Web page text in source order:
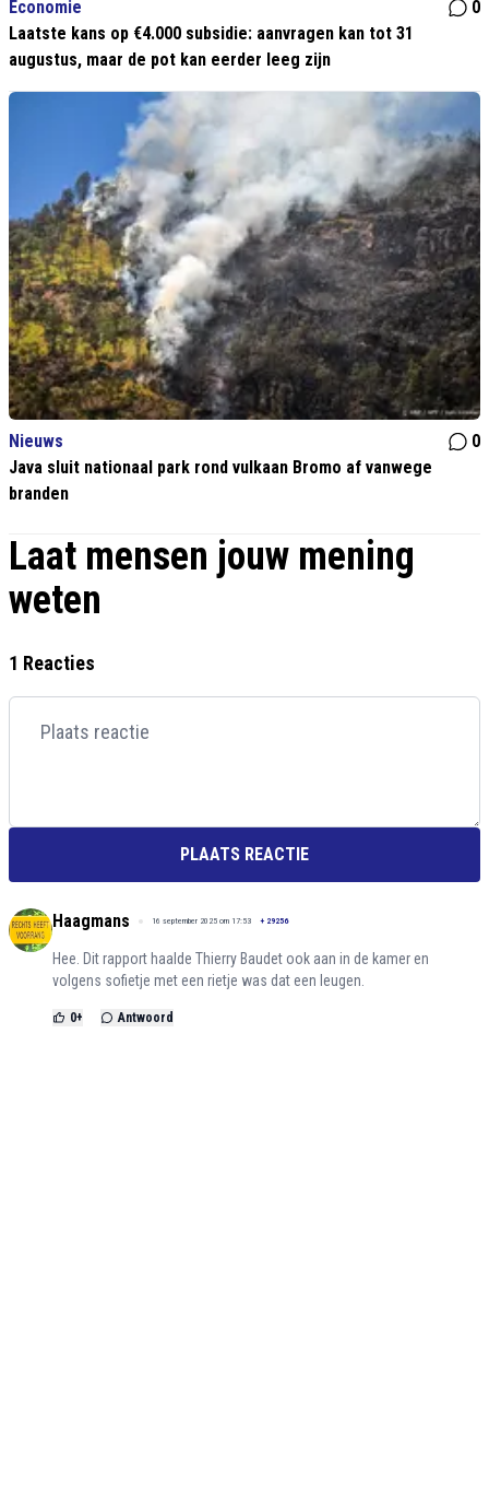
Economie
0
Laatste kans op €4.000 subsidie: aanvragen kan tot 31
augustus, maar de pot kan eerder leeg zijn
Nieuws
0
Java sluit nationaal park rond vulkaan Bromo af vanwege
branden
Laat mensen jouw mening
weten
1 Reacties
PLAATS REACTIE
Haagmans 16 september 2025 om 17:53 + 29256
Hee. Dit rapport haalde Thierry Baudet ook aan in de kamer en
volgens sofietje met een rietje was dat een leugen.
0+ Antwoord